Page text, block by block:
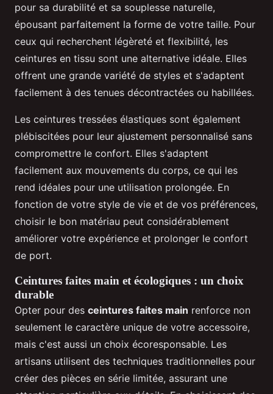
pour sa durabilité et sa souplesse naturelle,
épousant parfaitement la forme de votre taille. Pour
ceux qui recherchent légèreté et flexibilité, les
ceintures en tissu sont une alternative idéale. Elles
offrent une grande variété de styles et s'adaptent
facilement à des tenues décontractées ou habillées.
Les ceintures tressées élastiques sont également
plébiscitées pour leur ajustement personnalisé sans
compromettre le confort. Elles s'adaptent
facilement aux mouvements du corps, ce qui les
rend idéales pour une utilisation prolongée. En
fonction de votre style de vie et de vos préférences,
choisir le bon matériau peut considérablement
améliorer votre expérience et prolonger le confort
de port.
Ceintures faites main et écologiques : un choix
durable
Opter pour des ceintures faites main renforce non
seulement le caractère unique de votre accessoire,
mais c'est aussi un choix écoresponsable. Les
artisans utilisent des techniques traditionnelles pour
créer des pièces en série limitée, assurant une